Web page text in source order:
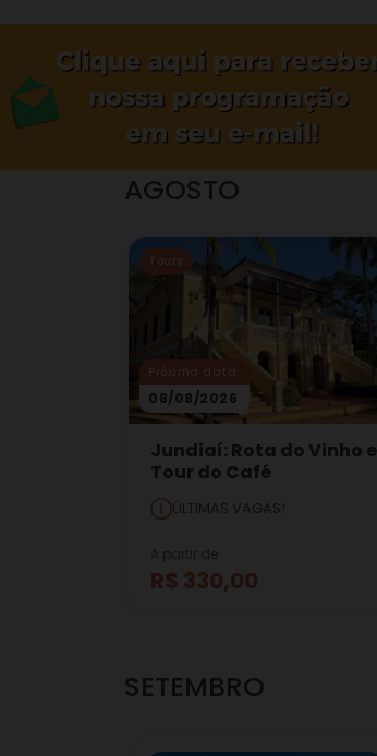
AGOSTO
Tours
Próxima data:
08/08/2026
Jundiaí: Rota do Vinho e
Tour do Café
ÚLTIMAS VAGAS!
R$ 330,00
SETEMBRO